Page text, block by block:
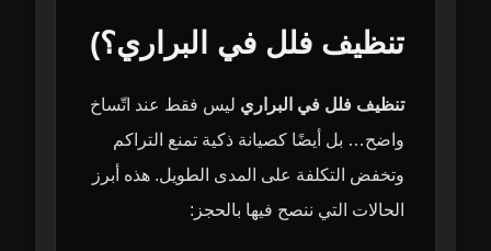
تنظيف فلل في البراري؟)
تنظيف فلل في البراري ليس فقط عند اتّساخ
واضح… بل أيضًا كصيانة ذكية تمنع التراكم
وتخفض التكلفة على المدى الطويل. هذه أبرز
الحالات التي ننصح فيها بالحجز: